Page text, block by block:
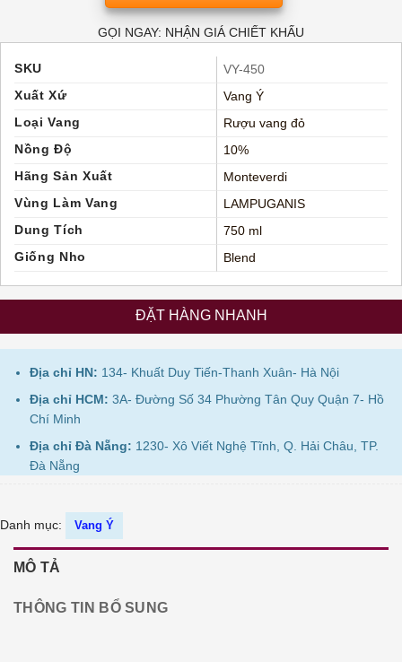
GỌI NGAY: NHẬN GIÁ CHIẾT KHẤU
SKU
VY-450
Xuất Xứ
Vang Ý
Loại Vang
Rượu vang đỏ
Nồng Độ
10%
Hãng Sản Xuất
Monteverdi
Vùng Làm Vang
LAMPUGANIS
Dung Tích
750 ml
Giống Nho
Blend
ĐẶT HÀNG NHANH
Địa chỉ HN: 134- Khuất Duy Tiến-Thanh Xuân- Hà Nội
Địa chỉ HCM: 3A- Đường Số 34 Phường Tân Quy Quận 7- Hồ
Chí Minh
Địa chỉ Đà Nẵng: 1230- Xô Viết Nghệ Tĩnh, Q. Hải Châu, TP.
Đà Nẵng
Danh mục: Vang Ý
MÔ TẢ
THÔNG TIN BỔ SUNG